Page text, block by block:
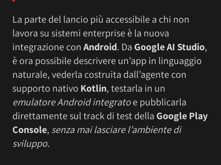
La parte del lancio più accessibile a chi non
lavora su sistemi enterprise è la nuova
integrazione conAndroid. Da Google AI Studio,
è ora possibile descrivere un’app in linguaggio
naturale, vederla costruita dall’agente con
supporto nativo Kotlin, testarla in un
emulatore Android integratoe pubblicarla
direttamente sul track di test della Google Play
Console, senza mai lasciare l’ambiente di
sviluppo.